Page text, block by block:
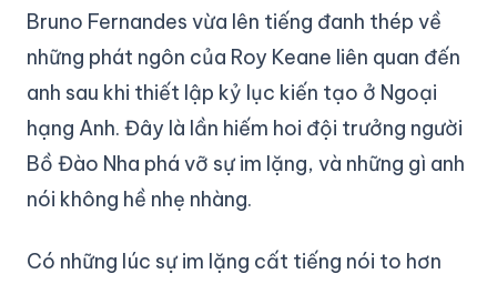
Bruno Fernandes vừa lên tiếng đanh thép về
những phát ngôn của Roy Keane liên quan đến
anh sau khi thiết lập kỷ lục kiến tạo ở Ngoại
hạng Anh. Đây là lần hiếm hoi đội trưởng người
Bồ Đào Nha phá vỡ sự im lặng, và những gì anh
nói không hề nhẹ nhàng.
Có những lúc sự im lặng cất tiếng nói to hơn